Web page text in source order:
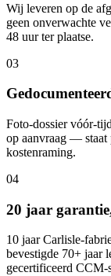
Wij leveren op de
geen onverwachte
48 uur ter plaatse.
03
Foto-dossier vóór-
op aanvraag — staat
kostenraming.
04
20 jaar
10 jaar Carlisle-
bevestigde 70+ jaar
gecertificeerd CCM-